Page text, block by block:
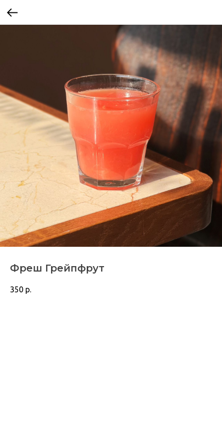
Фреш Грейпфрут
350 р.